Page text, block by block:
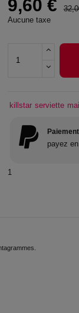
9,60 €
Aucune taxe
killstar serviette
payez
1